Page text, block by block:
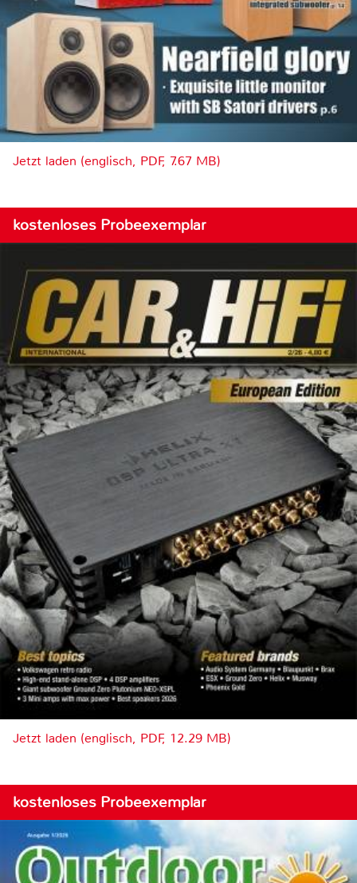
Jetzt laden (englisch, PDF, 7.67 MB)
kostenloses Probeexemplar
Jetzt laden (englisch, PDF, 12.29 MB)
kostenloses Probeexemplar